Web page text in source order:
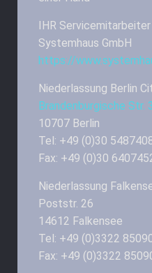
IHR
Systemhaus GmbH
https://
Niederlassung Berlin
Brandenburgische Str.
10707 Berlin
Tel: +49 (0)30
Fax: +49 (0)30
Niederlassung
Poststr. 26
14612 Falkensee
Tel: +49 (0)3322
Fax: +49 (0)3322